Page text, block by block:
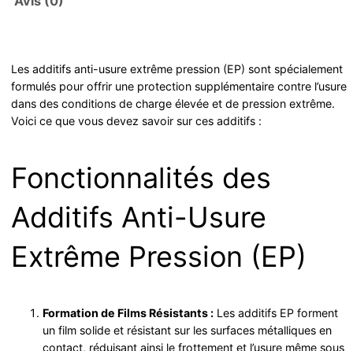
Les additifs anti-usure extrême pression (EP) sont spécialement
formulés pour offrir une protection supplémentaire contre l’usure
dans des conditions de charge élevée et de pression extrême.
Voici ce que vous devez savoir sur ces additifs :
Fonctionnalités des
Additifs Anti-Usure
Extrême Pression (EP)
Formation de Films Résistants : Les additifs EP forment
un film solide et résistant sur les surfaces métalliques en
contact, réduisant ainsi le frottement et l’usure même sous